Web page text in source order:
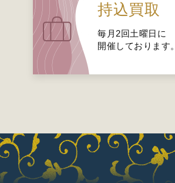
持込買取
毎月2回土曜日に
開催しております。